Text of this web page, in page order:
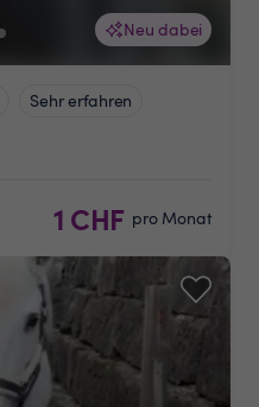
Neu dabei
Sehr erfahren
1 CHF pro Monat